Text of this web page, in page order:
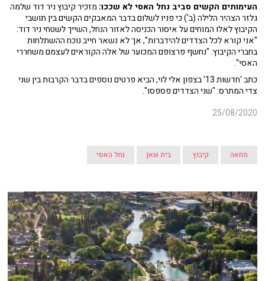
העימותים הקשים סביב נחל האסי לא שככו: מזכיר קיבוץ ניר דוד שלמה
גלזר הצהיר הלילה (ב') כי פניו לשלום בדבר המאבקים הקשים בין תושבי
הקיבוץ לאלו המוחים על איסור הכניסה לאזור הנחל, השייך לשטחי ניר דוד:
"אני קורא לכל הצדדים להידברות", אך לא נשאר חייב נוכח ההשתלחות
בחברי הקיבוץ: "נחשף פרצופם המכוער של אלה הקוראים לעצמם משחררי
האסי".
כתב 'חדשות 13' בצפון אלי לוי, הביא פרטים נוספים בדבר הקרבות בין שני
צדי המתרס: "שני הצדדים פספסו".
25/08/2020
מחאה קיבוץ בית שאן נחל האסי